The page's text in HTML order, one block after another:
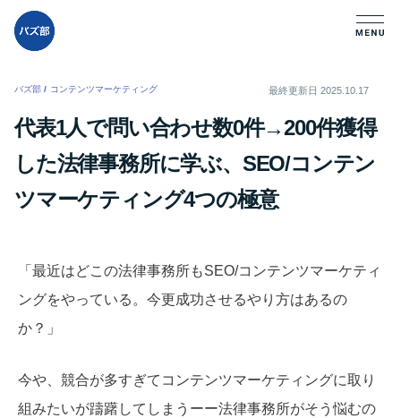
バズ部 / コンテンツマーケティング 最終更新日 2025.10.17
代表1人で問い合わせ数0件→200件獲得
した法律事務所に学ぶ、SEO/コンテン
ツマーケティング4つの極意
「最近はどこの法律事務所もSEO/コンテンツマーケティ
ングをやっている。今更成功させるやり方はあるの
か？」
今や、競合が多すぎてコンテンツマーケティングに取り
組みたいが躊躇してしまうーー法律事務所がそう悩むの